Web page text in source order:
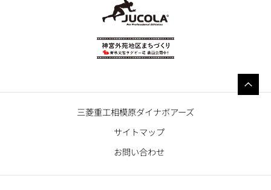
三菱重工相模原ダイナボアーズ
サイトマップ
お問い合わせ